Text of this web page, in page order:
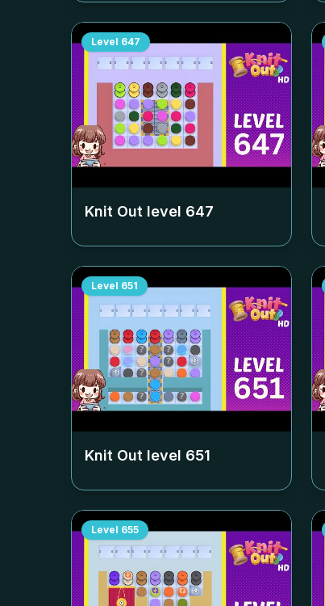
Level 647
Knit Out level 647
Level 651
Knit Out level 651
Level 655